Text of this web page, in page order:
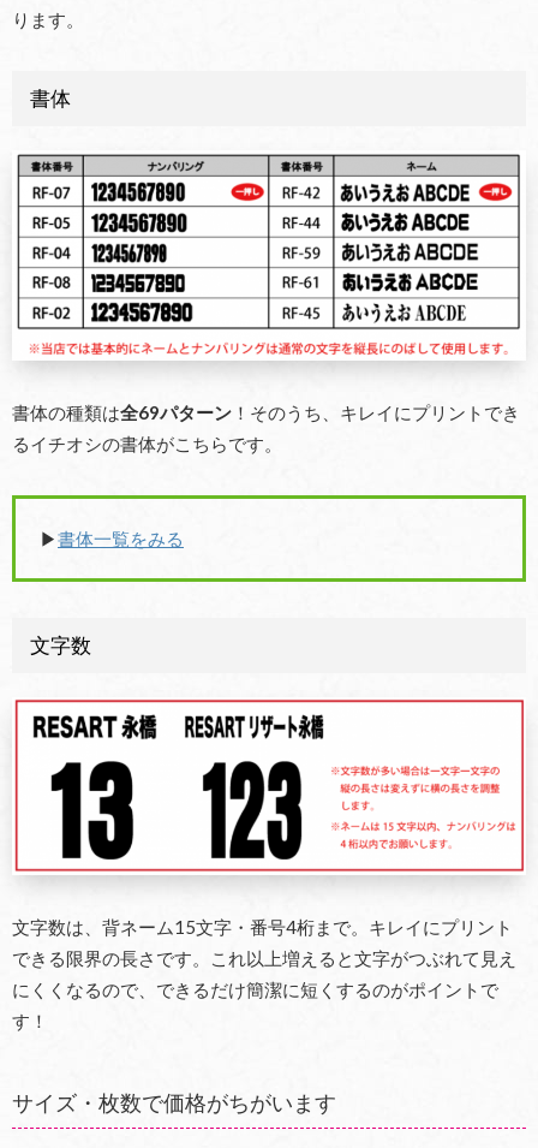
ります。
書体
書体の種類は全69パターン ！そのうち、キレイにプリントでき
るイチオシの書体がこちらです。
▶︎書体一覧をみる
文字数
文字数は、背ネーム15文字・番号4桁まで。キレイにプリント
できる限界の長さです。これ以上増えると文字がつぶれて見え
にくくなるので、できるだけ簡潔に短くするのがポイントで
す！
サイズ・枚数で価格がちがいます